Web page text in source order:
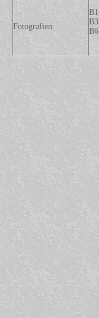
Fotografien: